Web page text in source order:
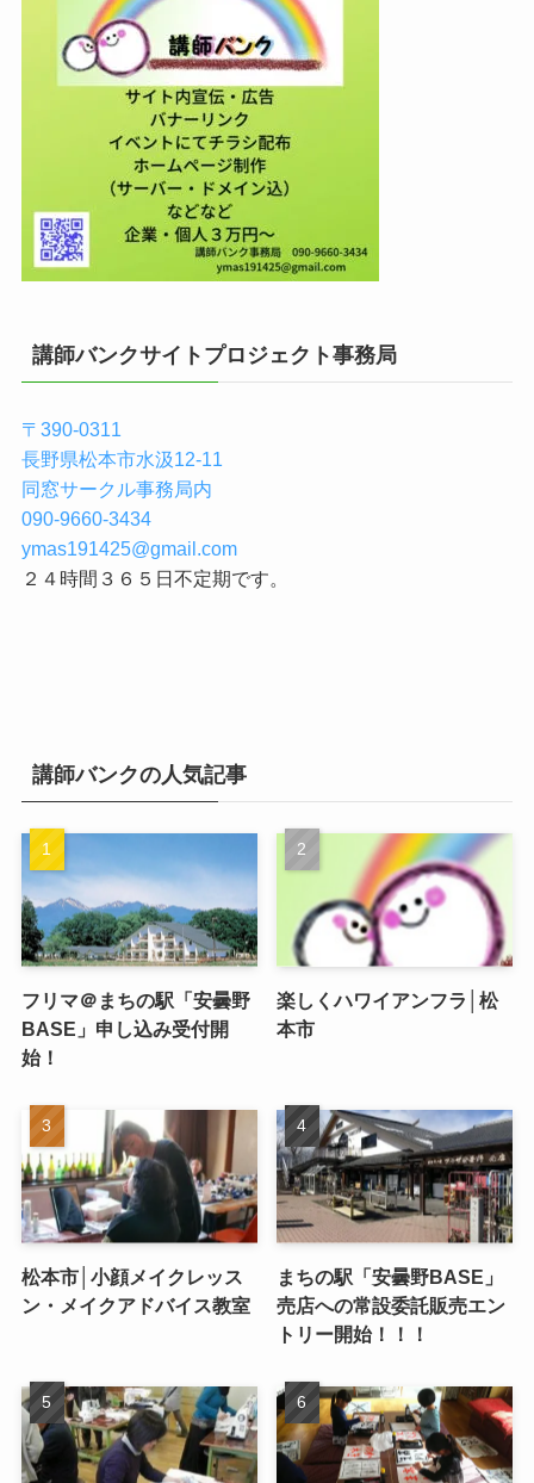
講師バンクサイトプロジェクト事務局
〒390-0311
長野県松本市水汲12-11
同窓サークル事務局内
090-9660-3434
ymas191425@gmail.com
２４時間３６５日不定期です。
講師バンクの人気記事
フリマ＠まちの駅「安曇野
BASE」申し込み受付開
始！
楽しくハワイアンフラ│松
本市
松本市│小顔メイクレッス
ン・メイクアドバイス教室
まちの駅「安曇野BASE」
売店への常設委託販売エン
トリー開始！！！